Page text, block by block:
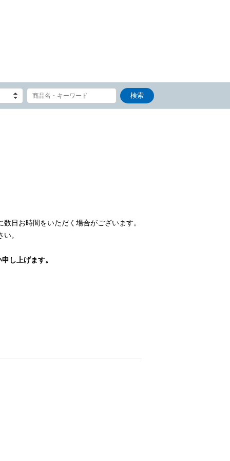
日お時間をいただく場合がございます。
。
し上げます。